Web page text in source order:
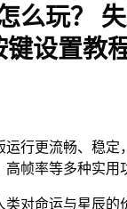
么玩？
键设置教
行更流畅、稳定
帧率等多种实用
类对命运与星辰